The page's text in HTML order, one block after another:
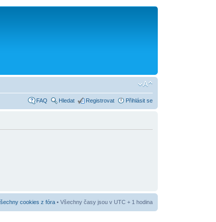
FAQ Hledat Registrovat Přihlásit se
cookies z fóra• Všechny časy jsou v UTC + 1 hodina